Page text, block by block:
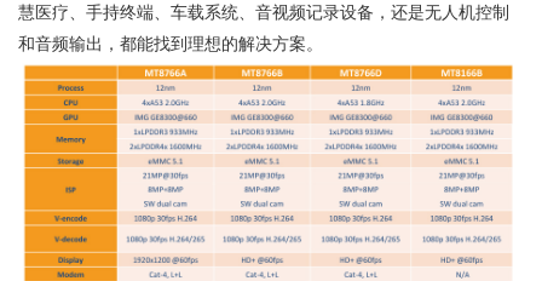
慧医疗、手持终端、车载系统、音视频记录设备，还是无人机控制
和音频输出，都能找到理想的解决方案。